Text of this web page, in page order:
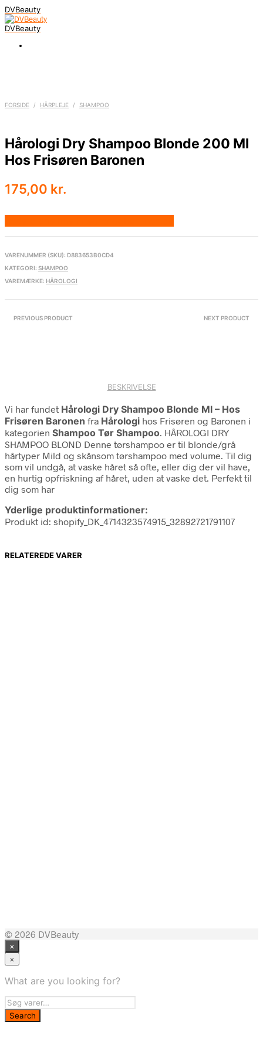
DVBeauty
DVBeauty
FORSIDE / HÅRPLEJE / SHAMPOO
Hårologi Dry Shampoo Blonde 200 Ml
Hos Frisøren Baronen
175,00 kr.
VARENUMMER (SKU): D883653B0CD4
KATEGORI: SHAMPOO
VAREMÆRKE: HÅROLOGI
PREVIOUS PRODUCT NEXT PRODUCT
BESKRIVELSE
Vi har fundet Hårologi Dry Shampoo Blonde Ml – Hos
Frisøren Baronen fra Hårologi hos Frisøren og Baronen i
kategorien Shampoo Tør Shampoo. HÅROLOGI DRY
SHAMPOO BLOND Denne tørshampoo er til blonde/grå
hårtyper Mild og skånsom tørshampoo med volume. Til dig
som vil undgå, at vaske håret så ofte, eller dig der vil have,
en hurtig opfriskning af håret, uden at vaske det. Perfekt til
dig som har
Yderlige produktinformationer:
Produkt id: shopify_DK_4714323574915_32892721791107
RELATEREDE VARER
© 2026 DVBeauty
×
×
What are you looking for?